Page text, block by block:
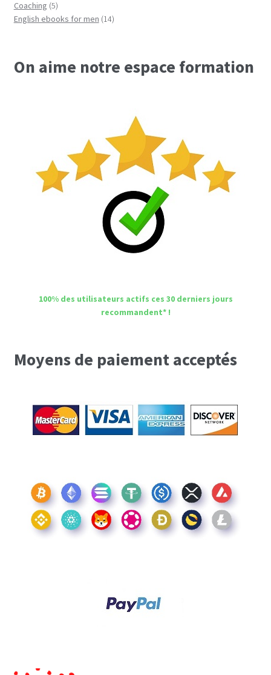
Coaching 55
produits
English ebooks for men 1414
On aime notre espace formation
100% des utilisateurs actifs ces 30 derniers jours
recommandent* !
Moyens de paiement acceptés